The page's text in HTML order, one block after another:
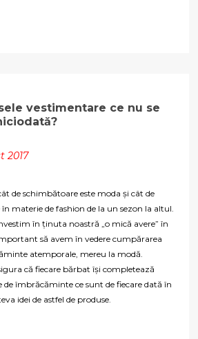
vestimentare ce nu se
2017
de schimbătoare este moda și cât de
materie de fashion de la un sezon la altul.
în ținuta noastră „o mică avere” în
să avem în vedere cumpărarea
atemporale, mereu la modă.
că fiecare bărbat își completează
de îmbrăcăminte ce sunt de fiecare dată în
idei de astfel de produse.